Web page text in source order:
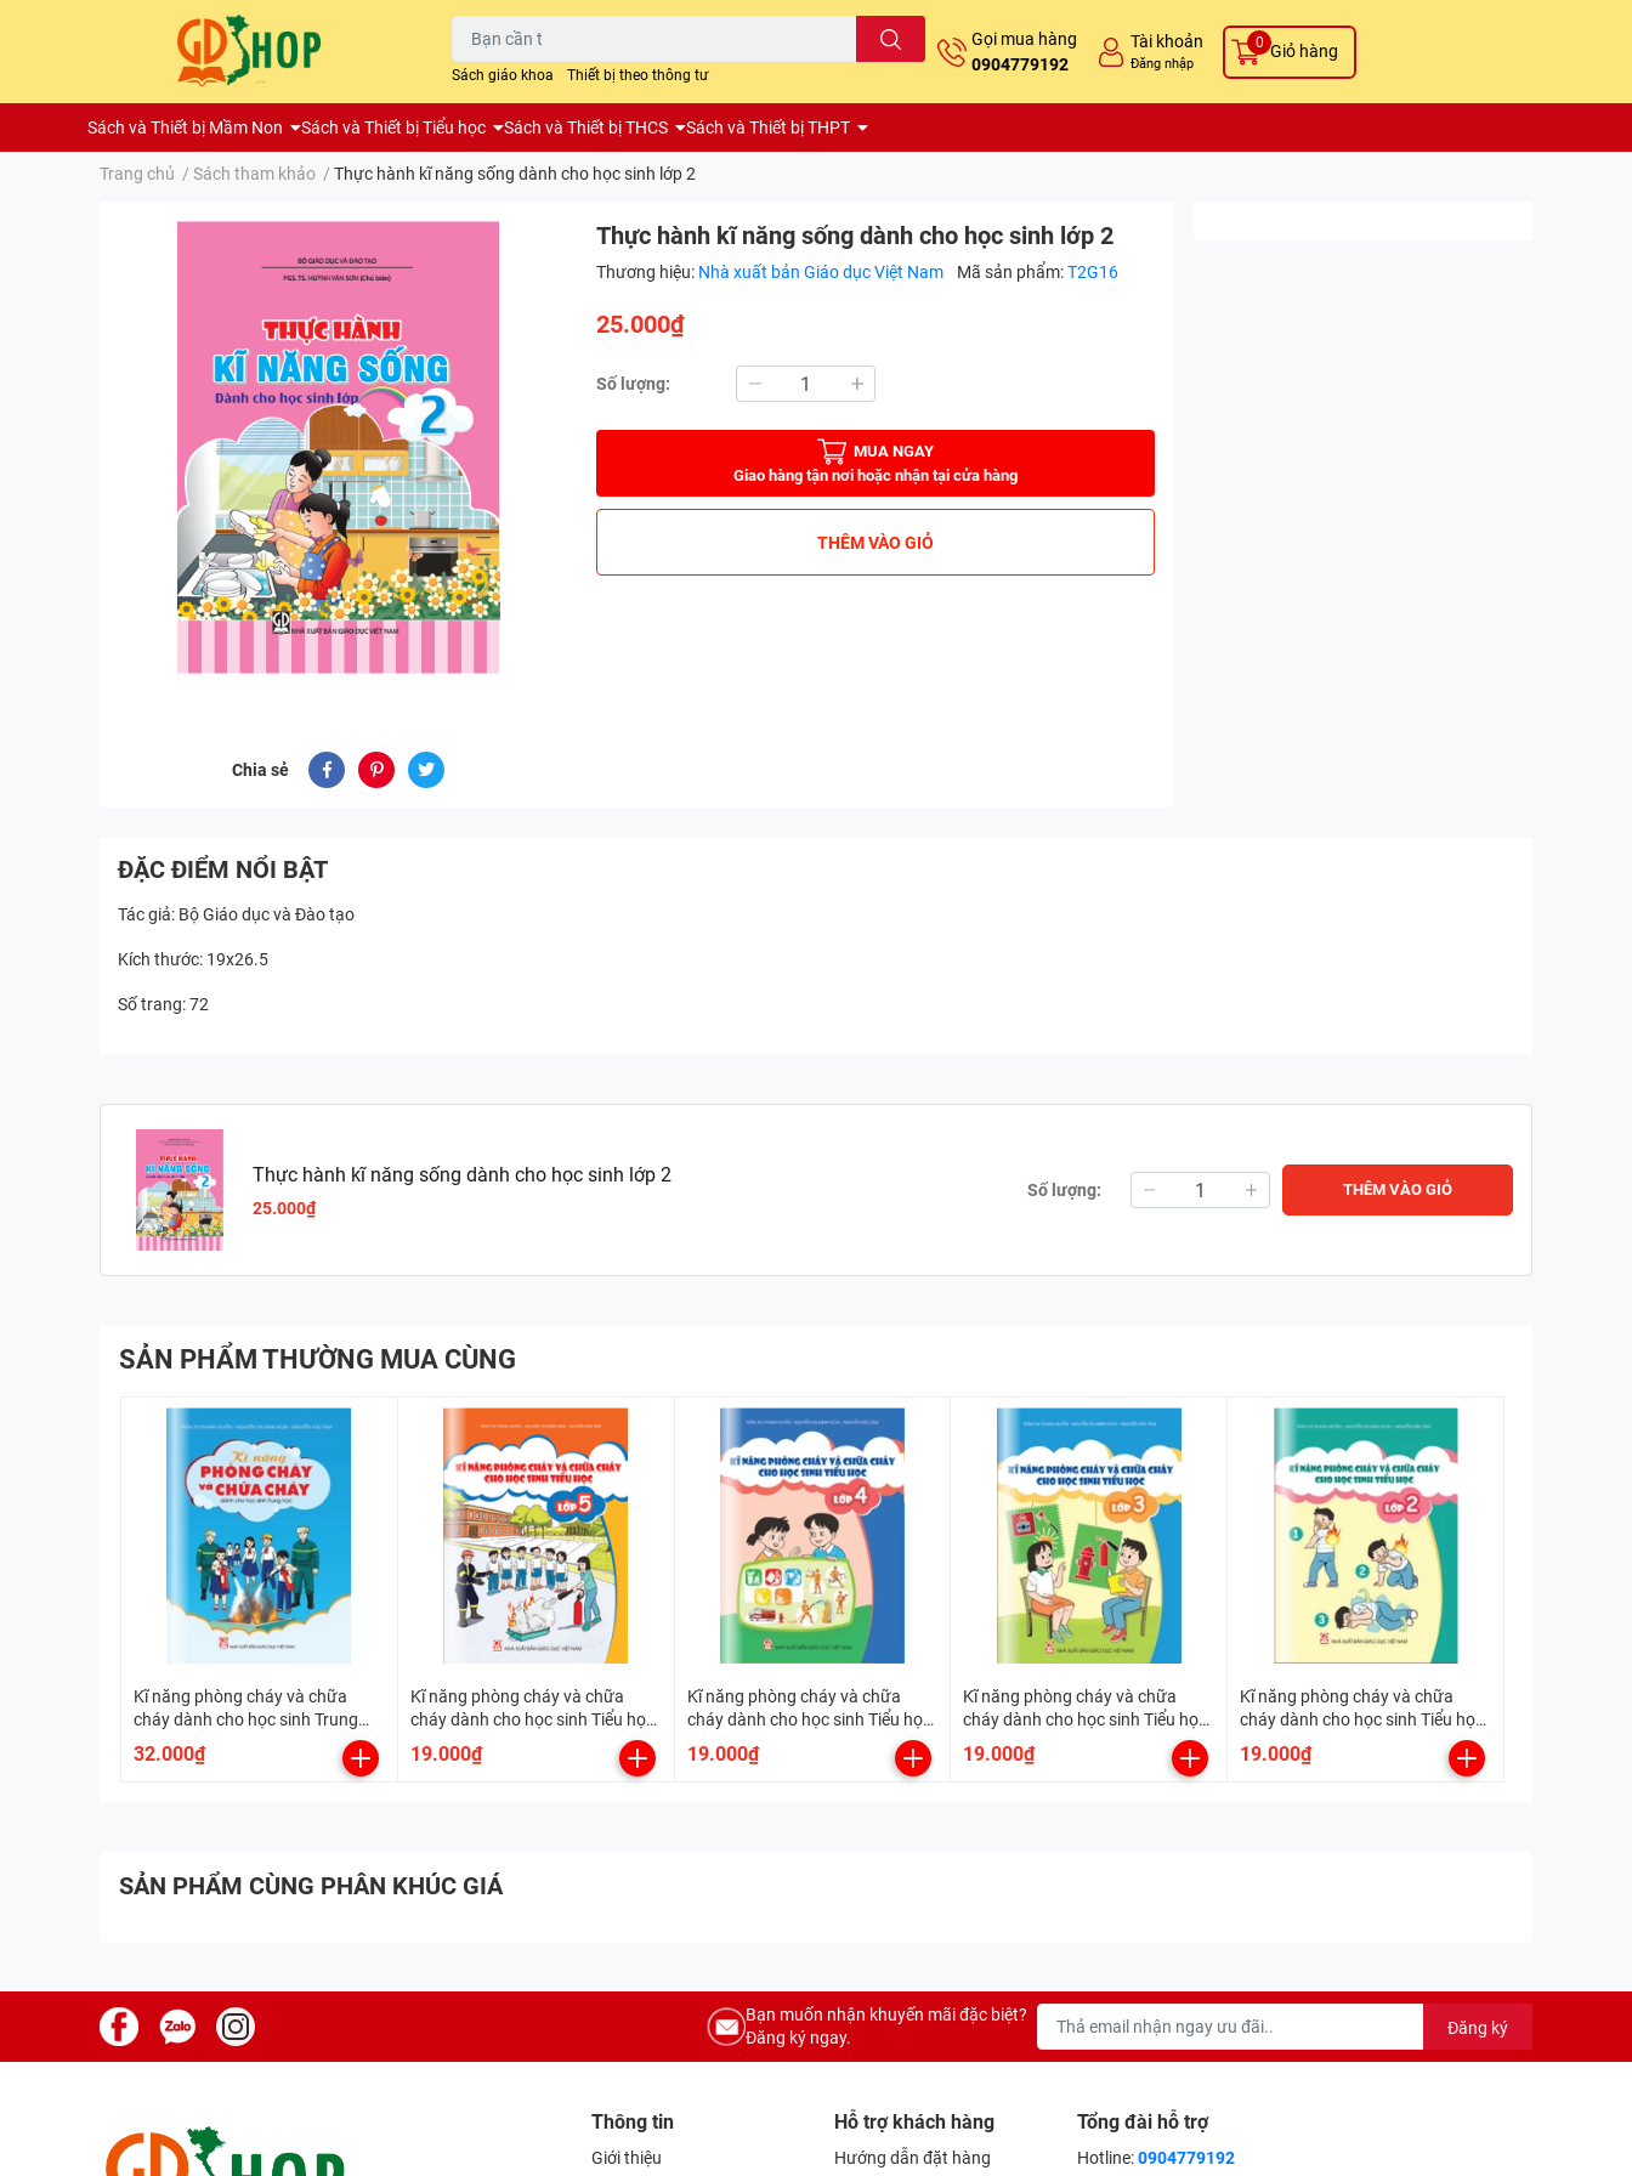
Sách giáo khoa Thiết bị theo thông tư
Gọi mua hàng
0904779192
Tài khoản
Đăng nhập
Giỏ hàng
0
Sách và Thiết bị Mầm Non Sách và Thiết bị Tiểu học Sách và Thiết bị THCS Sách và Thiết bị THPT
Trang chủ / Sách tham khảo / Thực hành kĩ năng sống dành cho học sinh lớp 2
Chia sẻ
Thực hành kĩ năng sống dành cho học sinh lớp 2
Thương hiệu: Nhà xuất bản Giáo dục Việt Nam Mã sản phẩm:T2G16
25.000₫
Số lượng:
MUA NGAY
Giao hàng tận nơi hoặc nhận tại cửa hàng
THÊM VÀO GIỎ
ĐẶC ĐIỂM NỔI BẬT
Tác giả: Bộ Giáo dục và Đào tạo
Kích thước: 19x26.5
Số trang: 72
Thực hành kĩ năng sống dành cho học sinh lớp 2
25.000₫
Số lượng: THÊM VÀO GIỎ
SẢN PHẨM THƯỜNG MUA CÙNG
Kĩ năng phòng cháy và chữa
cháy dành cho học sinh Trung
học
32.000₫
Kĩ năng phòng cháy và chữa
cháy dành cho học sinh Tiểu học
- Lớp 5
19.000₫
Kĩ năng phòng cháy và chữa
cháy dành cho học sinh Tiểu học
- Lớp 4
19.000₫
Kĩ năng phòng cháy và chữa
cháy dành cho học sinh Tiểu học
- Lớp 3
19.000₫
Kĩ năng phòng cháy và chữa
cháy dành cho học sinh Tiểu học
- Lớp 2
19.000₫
SẢN PHẨM CÙNG PHÂN KHÚC GIÁ
Bạn muốn nhận khuyến mãi đặc biệt?
Đăng ký ngay.
Đăng ký
Thông tin
Giới thiệu
Hỗ trợ khách hàng
Hướng dẫn đặt hàng
Tổng đài hỗ trợ
Hotline:0904779192